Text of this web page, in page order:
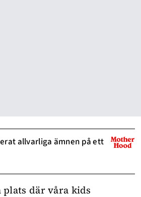
allvarliga ämnen på ett
där våra kids